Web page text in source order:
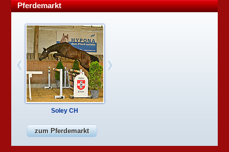
Pferdemarkt
Soley CH
zum Pferdemarkt